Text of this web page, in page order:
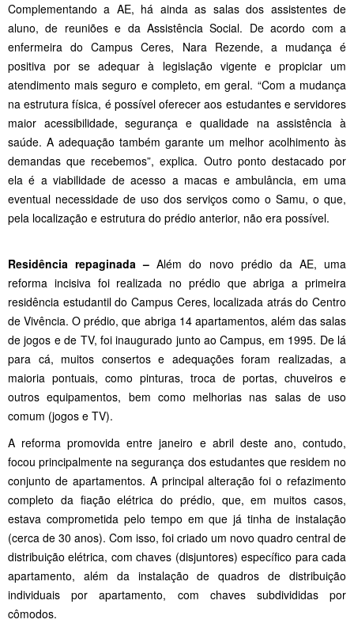
Complementando a AE, há ainda as salas dos assistentes de
aluno, de reuniões e da Assistência Social. De acordo com a
enfermeira do Campus Ceres, Nara Rezende, a mudança é
positiva por se adequar à legislação vigente e propiciar um
atendimento mais seguro e completo, em geral. “Com a mudança
na estrutura física, é possível oferecer aos estudantes e servidores
maior acessibilidade, segurança e qualidade na assistência à
saúde. A adequação também garante um melhor acolhimento às
demandas que recebemos”, explica. Outro ponto destacado por
ela é a viabilidade de acesso a macas e ambulância, em uma
eventual necessidade de uso dos serviços como o Samu, o que,
pela localização e estrutura do prédio anterior, não era possível.
Residência repaginada – Além do novo prédio da AE, uma
reforma incisiva foi realizada no prédio que abriga a primeira
residência estudantil do Campus Ceres, localizada atrás do Centro
de Vivência. O prédio, que abriga 14 apartamentos, além das salas
de jogos e de TV, foi inaugurado junto ao Campus, em 1995. De lá
para cá, muitos consertos e adequações foram realizadas, a
maioria pontuais, como pinturas, troca de portas, chuveiros e
outros equipamentos, bem como melhorias nas salas de uso
comum (jogos e TV).
A reforma promovida entre janeiro e abril deste ano, contudo,
focou principalmente na segurança dos estudantes que residem no
conjunto de apartamentos. A principal alteração foi o refazimento
completo da fiação elétrica do prédio, que, em muitos casos,
estava comprometida pelo tempo em que já tinha de instalação
(cerca de 30 anos). Com isso, foi criado um novo quadro central de
distribuição elétrica, com chaves (disjuntores) específico para cada
apartamento, além da instalação de quadros de distribuição
individuais por apartamento, com chaves subdivididas por
cômodos.